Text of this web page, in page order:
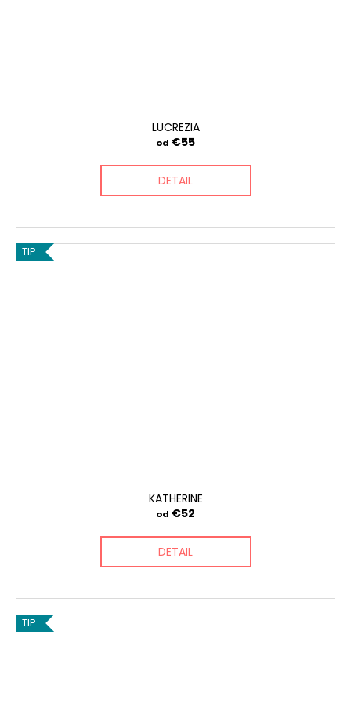
LUCREZIA
od €55
DETAIL
TIP
KATHERINE
od €52
DETAIL
TIP